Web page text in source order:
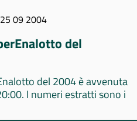
25 09 2004
del
del 2004 è avvenuta
I numeri estratti sono i